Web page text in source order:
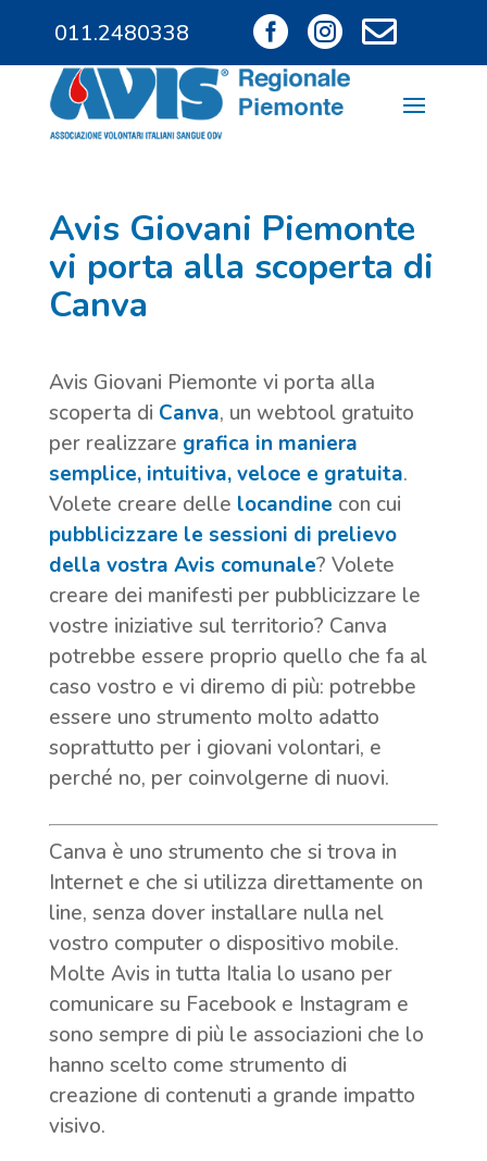
011.2480338
011.9685828
  
Avis Giovani Piemonte
vi porta alla scoperta di
Canva
Avis Giovani Piemonte vi porta alla
scoperta di Canva, un webtool gratuito
per realizzare grafica in maniera
semplice, intuitiva, veloce e gratuita.
Volete creare delle locandine con cui
pubblicizzare le sessioni di prelievo
della vostra Avis comunale? Volete
creare dei manifesti per pubblicizzare le
vostre iniziative sul territorio? Canva
potrebbe essere proprio quello che fa al
caso vostro e vi diremo di più: potrebbe
essere uno strumento molto adatto
soprattutto per i giovani volontari, e
perché no, per coinvolgerne di nuovi.
Canva è uno strumento che si trova in
Internet e che si utilizza direttamente on
line, senza dover installare nulla nel
vostro computer o dispositivo mobile.
Molte Avis in tutta Italia lo usano per
comunicare su Facebook e Instagram e
sono sempre di più le associazioni che lo
hanno scelto come strumento di
creazione di contenuti a grande impatto
visivo.